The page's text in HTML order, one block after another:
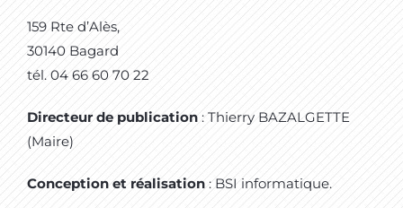
159 Rte d’Alès,
30140 Bagard
tél. 04 66 60 70 22
Directeur de publication: Thierry BAZALGETTE
(Maire)
Conception et réalisation: BSI informatique.